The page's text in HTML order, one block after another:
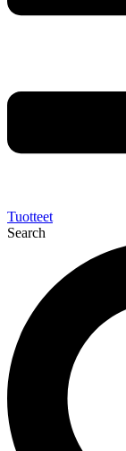
Tuotteet
Search